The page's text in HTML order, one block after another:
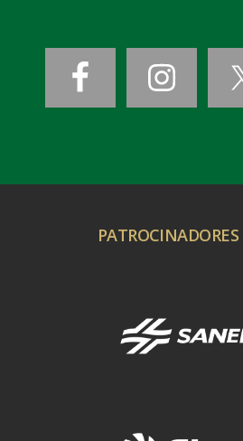
PATROCINADORES